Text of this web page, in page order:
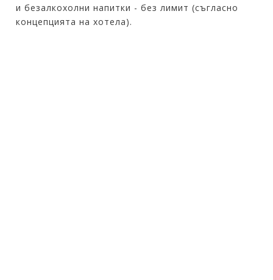
и безалкохолни напитки - без лимит (съгласно
концепцията на хотела).